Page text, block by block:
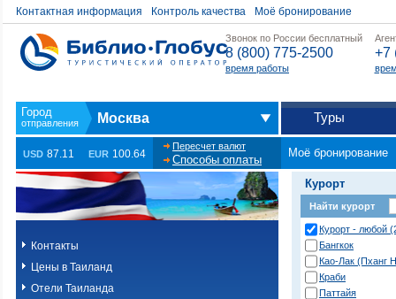
Контактная информация Контроль качества Моё бронирование
Звонок по России бесплатный
8 (800) 775-2500
время работы
+7
Москва Туры
USD 87.11 EUR 100.64
Пересчет валют
Способы оплаты
Моё бронирование
Контакты
Цены в Таиланд
Отели Таиланда
Курорт
Найти курорт
Курорт - любой
Бангкок
Као-Лак (Пханг
Краби
Паттайя